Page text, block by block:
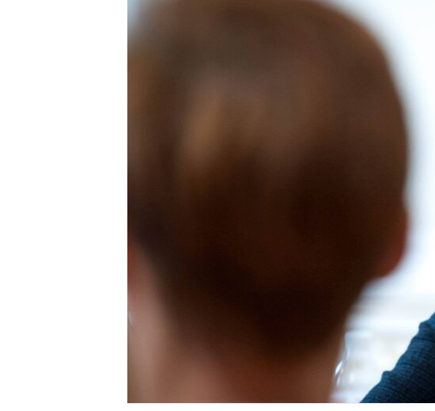
КРЫМ.НЕПОКОРЕННЫЙ